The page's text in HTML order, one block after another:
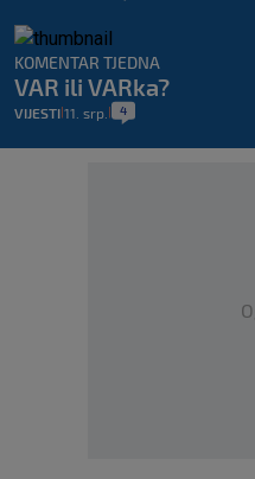
KOMENTAR TJEDNA
VAR ili VARka?
VIJESTI 11. srp. 4